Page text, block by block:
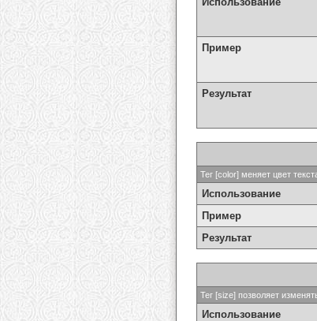
Пример
Результат
Тег [color] меняет цвет
Использование
Пример
Результат
Тег [size] позволяет
Использование